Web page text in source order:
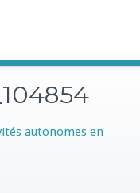
autonomes en